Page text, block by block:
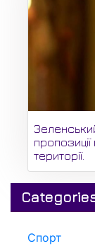
території.
Спорт